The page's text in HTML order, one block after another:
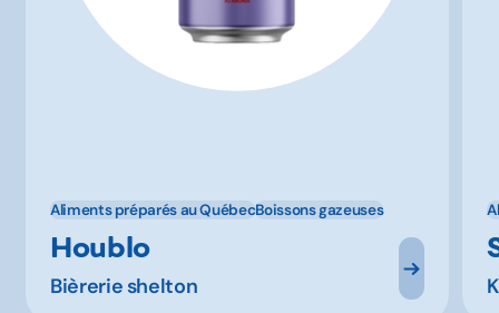
Aliments préparés au QuébecBoissons gazeuses
Houblo
Bièrerie shelton